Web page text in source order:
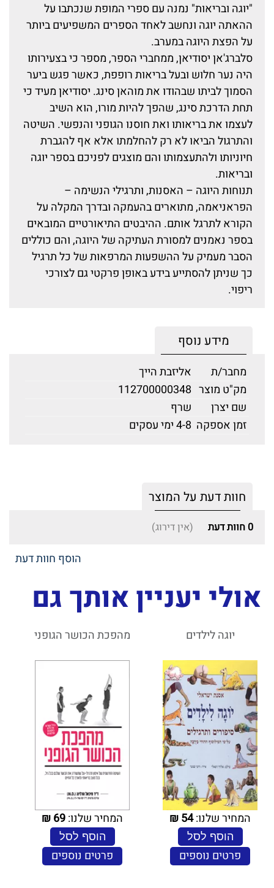
"יוגה ובריאות" נמנה עם ספרי המופת שנכתבו על
ההאתה יוגה ונחשב לאחד הספרים המשפיעים ביותר
על הפצת היוגה במערב.
סלברג'אן יסודיאן, ממחברי הספר, מספר כי בצעירותו
היה נער חלוש ובעל בריאות רופפת, כאשר פגש ביער
הסמוך לביתו שבהודו את מוהאן סינג. יסודיאן מעיד כי
תחת הדרכת סינג, שהפך להיות מורו, הוא השיב
לעצמו את בריאותו ואת חוסנו הגופני והנפשי. השיטה
והתרגול הביאו לא רק להחלמתו אלא אף להגברת
חיוניותו ולהתעצמותו והם מוצגים לפניכם בספר יוגה
ובריאות.
תנוחות היוגה – האסנות, ותרגילי הנשימה –
הפראניאמה, מתוארים בהעמקה ובדרך המקלה על
הקורא לתרגל אותם. ההיבטים התיאורטיים המובאים
בספר נאמנים למסורת העתיקה של היוגה, והם כוללים
הסבר מעמיק על ההשפעות המרפאות של כל תרגיל
כך שניתן להסתייע בידע באופן פרקטי גם לצורכי
ריפוי.
מידע נוסף
מחבר/ת
אליזבת הייך
מק"ט מוצר 112700000348
שם יצרן
שרף
זמן אספקה 4-8 ימי עסקים
חוות דעת על המוצר
0 חוות דעת (אין דירוג)
הוסף חוות דעת
אולי יעניין אותך גם
יוגה לילדים
המחיר שלנו:54
₪
הוסף לסל
פרטים נוספים
מהפכת הכושר הגופני
המחיר שלנו:69
₪
הוסף לסל
פרטים נוספים